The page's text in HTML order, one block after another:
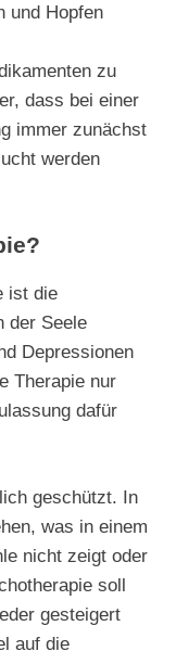
und Hopfen
zu
dass bei einer
immer zunächst
werden
ist die
der Seele
Depressionen
Therapie nur
dafür
geschützt. In
was in einem
nicht zeigt oder
soll
gesteigert
auf die